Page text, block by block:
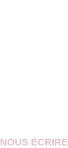
NOUS ÉCRIRE